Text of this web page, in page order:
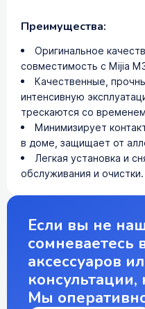
Преимущества:
Оригинальное
совместимость с Mijia
Качественные,
интенсивную
трескаются со
Минимизирует
в доме, защищает от
Легкая установка и
обслуживания и очистки.
Если вы не
сомневаетесь
аксессуаров
Мы